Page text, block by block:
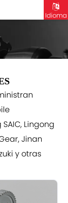
Idioma
Lingong
Jinan
y otras